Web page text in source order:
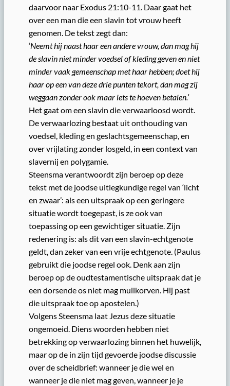
daarvoor naar Exodus 21:10-11. Daar gaat het
over een man die een slavin tot vrouw heeft
genomen. De tekst zegt dan:
‘Neemt hij naast haar een andere vrouw, dan mag hij
de slavin niet minder voedsel of kleding geven en niet
minder vaak gemeenschap met haar hebben; doet hij
haar op een van deze drie punten tekort, dan mag zij
weggaan zonder ook maar iets te hoeven betalen.’
Het gaat om een slavin die verwaarloosd wordt.
De verwaarlozing bestaat uit onthouding van
voedsel, kleding en geslachtsgemeenschap, en
over vrijlating zonder losgeld, in een context van
slavernij en polygamie.
Steensma verantwoordt zijn beroep op deze
tekst met de joodse uitlegkundige regel van ‘licht
en zwaar’: als een uitspraak op een geringere
situatie wordt toegepast, is ze ook van
toepassing op een gewichtiger situatie. Zijn
redenering is: als dit van een slavin-echtgenote
geldt, dan zeker van een vrije echtgenote. (Paulus
gebruikt die joodse regel ook. Denk aan zijn
beroep op de oudtestamentische uitspraak dat je
een dorsende os niet mag muilkorven. Hij past
die uitspraak toe op apostelen.)
Volgens Steensma laat Jezus deze situatie
ongemoeid. Diens woorden hebben niet
betrekking op verwaarlozing binnen het huwelijk,
maar op de in zijn tijd gevoerde joodse discussie
over de scheidbrief: wanneer je die wel en
wanneer je die niet mag geven, wanneer je je